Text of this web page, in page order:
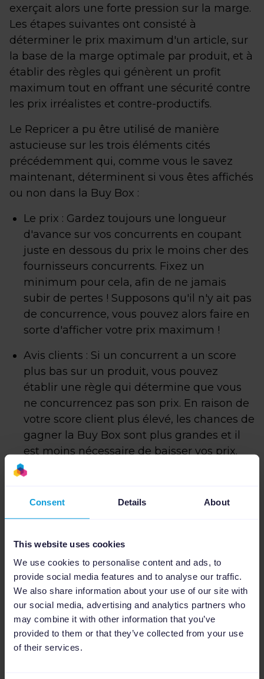
Consent Details About
This website uses cookies
We use cookies to personalise content and ads, to
provide social media features and to analyse our traffic.
We also share information about your use of our site with
our social media, advertising and analytics partners who
may combine it with other information that you’ve
provided to them or that they’ve collected from your use
of their services.
exerçait alors une forte pression sur la marge.
Les étapes suivantes ont consisté à
déterminer le prix maximum d'un article, sur
la base de la marge optimale par produit, et à
établir des règles qui génèrent un profit
maximum tout en offrant une sécurité contre
les prix irréalistes et contre-productifs.
Le Repricer a pu être utilisé de manière
astucieuse sur les trois éléments cités
précédemment qui, comme vous le savez
maintenant, déterminent si vous êtes affichés
ou non dans la Buy Box :
Le prix : Gardez toujours une longueur
d'avance sur vos concurrents en coupant
juste en dessous du prix le moins cher des
fournisseurs concurrents. Fixez un
minimum pour cela, afin de ne jamais
subir de pertes ! Supposons qu'il n'y ait pas
de concurrence, vous pouvez alors faire en
sorte d'afficher votre prix maximum !
Avis clients : Si un concurrent a un score
plus bas sur un produit, vous pouvez
établir une règle qui détermine que vous
ne concurrencez pas son prix. En raison de
votre score client plus élevé, les chances de
gagner la Buy Box sont plus grandes et il
est moins nécessaire de baisser vos prix.
Délai de livraison : Là encore, si un
moins favorables que ceux de votre
concurrencer ses prix. La règle que vous
définissez ici garantit que vous n'appliquez
pas de réductions de prix dans ce cas.
Résultats
Dans le cadre du test de notre hypothèse,
une augmentation de 5% sur la marge a